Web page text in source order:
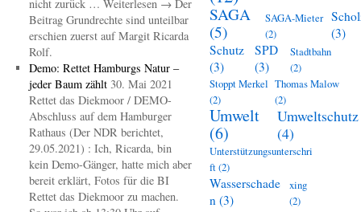
nicht zurück … Weiterlesen → Der
Beitrag Grundrechte sind unteilbar
erschien zuerst auf Margit Ricarda
Rolf.
Demo: Rettet Hamburgs Natur –
jeder Baum zählt 30. Mai 2021
Rettet das Diekmoor / DEMO-
Abschluss auf dem Hamburger
Rathaus (Der NDR berichtet,
29.05.2021) : Ich, Ricarda, bin
kein Demo-Gänger, hatte mich aber
bereit erklärt, Fotos für die BI
Rettet das Diekmoor zu machen.
SAGA
(5)
SAGA-Mieter
(2)
(3)
Schutz
(3)
SPD
(3)
Stadtbahn
(2)
Stoppt Merkel
(2)
Thomas Malow
(2)
Umwelt
(6)
Umweltschutz
(4)
Unterstützungsunterschri
ft(2)
Wasserschade
n (3)
xing
(2)